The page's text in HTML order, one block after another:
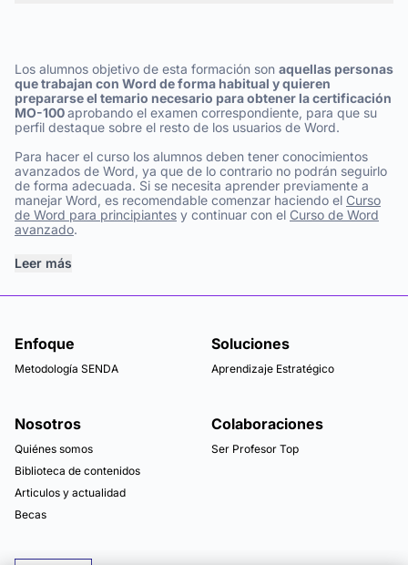
Los alumnos objetivo de esta formación son aquellas personas
que trabajan con Word de forma habitual y quieren
prepararse el temario necesario para obtener la certificación
MO-100aprobando el examen correspondiente, para que su
perfil destaque sobre el resto de los usuarios de Word.
Para hacer el curso los alumnos deben tener conocimientos
avanzados de Word, ya que de lo contrario no podrán seguirlo
de forma adecuada. Si se necesita aprender previamente a
manejar Word, es recomendable comenzar haciendo el Curso
de Word para principiantes y continuar con el Curso de Word
avanzado.
Leer más
Enfoque
Metodología SENDA
Soluciones
Aprendizaje Estratégico
Nosotros
Quiénes somos
Biblioteca de contenidos
Articulos y actualidad
Becas
Colaboraciones
Ser Profesor Top